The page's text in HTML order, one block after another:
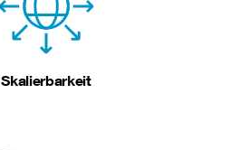
Skalierbarkeit